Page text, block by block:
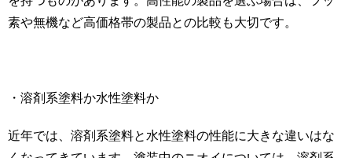
素や無機など高価格帯の製品との比較も大切です。
・溶剤系塗料か水性塗料か
近年では、溶剤系塗料と水性塗料の性能に大きな違いはな